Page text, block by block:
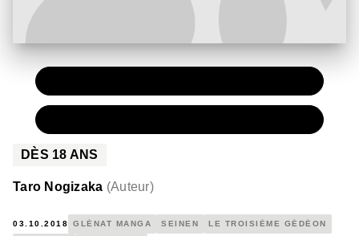
DÈS 18 ANS
Taro Nogizaka (Auteur)
03.10.2018 GLÉNAT MANGA SEINEN LE TROISIÈME GÉDÉON